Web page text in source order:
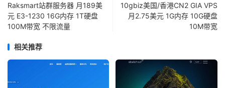
Raksmart站群服务器 月189美
元 E3-1230 16G内存 1T硬盘
100M带宽 不限流量
10gbiz美国/香港CN2 GIA VPS
月2.75美元 1G内存 10G硬盘
10M带宽
相关推荐